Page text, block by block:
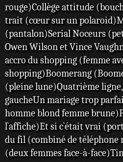
rouge)Collège attitude
trait (cœur sur un
(pantalon)Serial Noceurs
Owen Wilson et Vince
accro du shopping (femme
shopping)Boomerang
(pleine lune)Quatrième
gaucheUn mariage trop
homme blond femme
l`affiche)Et si c`était vrai
du fil (combiné de téléphone
(deux femmes face-à-